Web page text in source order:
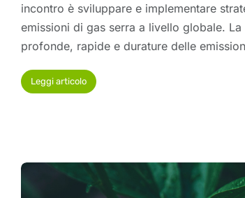
incontro è sviluppare e implementare
emissioni di gas serra a livello globale.
profonde, rapide e durature delle
Leggi articolo